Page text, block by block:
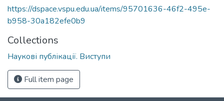
https://dspace.vspu.edu.ua/items/95701636-46f2-495e-
b958-30a182efe0b9
Collections
Наукові публікації. Виступи
Full item page